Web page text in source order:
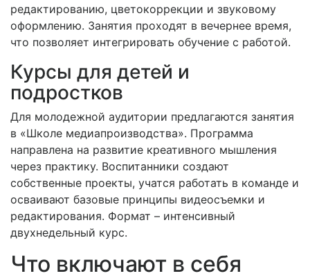
редактированию, цветокоррекции и звуковому
оформлению. Занятия проходят в вечернее время,
что позволяет интегрировать обучение с работой.
Курсы для детей и
подростков
Для молодежной аудитории предлагаются занятия
в «Школе медиапроизводства». Программа
направлена на развитие креативного мышления
через практику. Воспитанники создают
собственные проекты, учатся работать в команде и
осваивают базовые принципы видеосъемки и
редактирования. Формат – интенсивный
двухнедельный курс.
Что включают в себя